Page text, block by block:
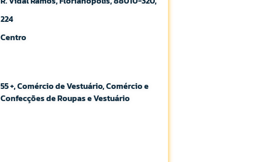
224
Centro
55 +, Comércio de Vestuário, Comércio e
Confecções de Roupas e Vestuário